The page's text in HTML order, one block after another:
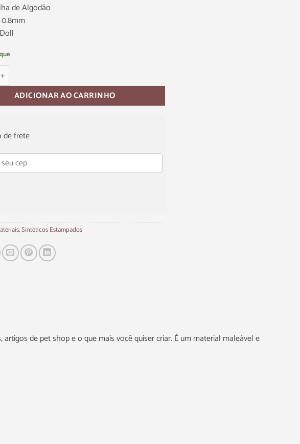
de Algodão
0.8mm
ADICIONAR AO CARRINHO
de frete
,Sintéticos Estampados
de pet shop e o que mais você quiser criar. É um material maleável e